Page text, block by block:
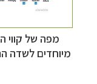
מפה של קווי
מיוחדים לשדה